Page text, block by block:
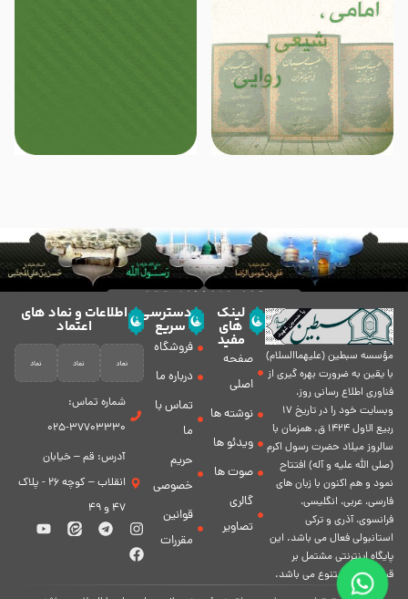
مؤسسه سبطين (عليهماالسلام)
با يقين به ضرورت بهره گیرى از
فناورى اطلاع رسانى روز،
وبسایت خود را در تاريخ 17
ربيع الاول 1424 ق. همزمان با
سالروز ميلاد حضرت رسول اكرم
(صلی الله علیه و آله) افتتاح
نمود و هم اكنون با زبان های
فارسی، عربى، انگلیسی،
فرانسوی، آذری و ترکی
استانبولی فعال مى باشد. اين
پايگاه اينترنتى مشتمل بر
قسمت هاى متنوع مى باشد.
لینک
های
مفید
صفحه
اصلی
نوشته ها
ویدئو ها
صوت ها
گالری
تصاویر
دسترسی
سریع
فروشگاه
درباره ما
تماس با
ما
حریم
خصوصی
قوانین
مقررات
اطلاعات و نماد های
اعتماد
شماره تماس:
37703330-025
آدرس: قم – خیابان
انقلاب – کوچه 26 - پلاک
47 و 49